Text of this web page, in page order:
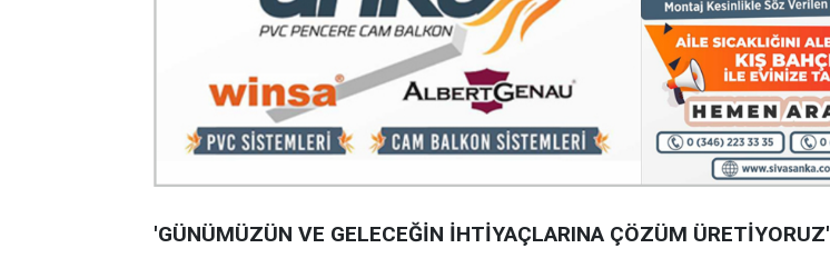
'GÜNÜMÜZÜN VE GELECEĞİN İHTİYAÇLARINA ÇÖZÜM ÜRETİYORUZ'